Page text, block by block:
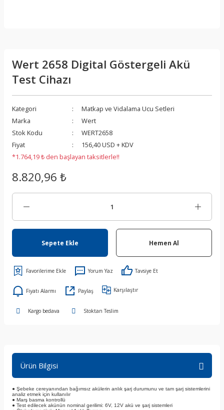
Wert 2658 Digital Göstergeli Akü
Test Cihazı
Kategori
Matkap ve Vidalama Ucu Setleri
Marka
Wert
Stok Kodu
WERT2658
Fiyat
156,40 USD + KDV
*1.764,19 ₺ den başlayan taksitlerle!!
8.820,96 ₺
Sepete Ekle Hemen Al
Yorum Yaz Tavsiye Et
Fiyatı Alarmı Paylaş Karşılaştır
Kargo bedava Stoktan Teslim
Ürün Bilgisi
● Şebeke cereyanından bağımsız akülerin anlık şarj durumunu ve tam şarj sistemlerini
analiz etmek için kullanılır
● Marş basma kontrollü
● Test edilecek akünün nominal gerilimi: 6V, 12V akü ve şarj sistemleri